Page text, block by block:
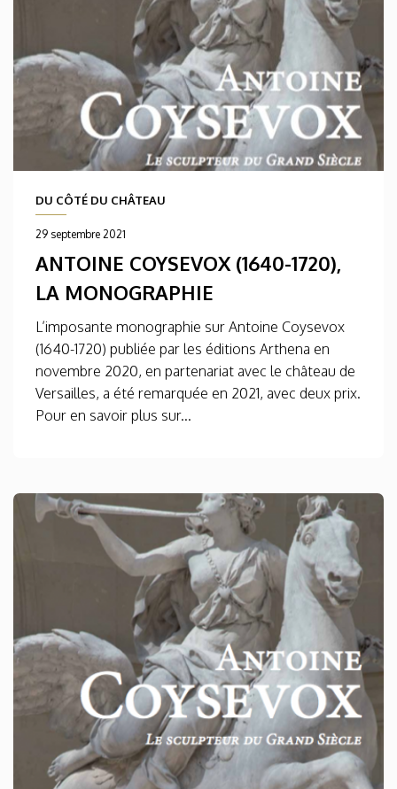
DU CÔTÉ DU CHÂTEAU
29 septembre 2021
ANTOINE COYSEVOX (1640-1720),
LA MONOGRAPHIE
L’imposante monographie sur Antoine Coysevox
(1640-1720) publiée par les éditions Arthena en
novembre 2020, en partenariat avec le château de
Versailles, a été remarquée en 2021, avec deux prix.
Pour en savoir plus sur...